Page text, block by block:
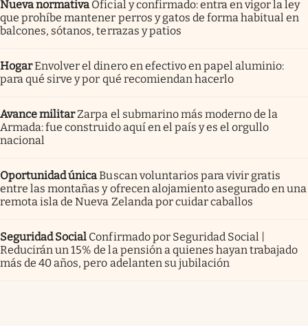
Nueva normativa Oficial y confirmado: entra en vigor la ley
que prohíbe mantener perros y gatos de forma habitual en
balcones, sótanos, terrazas y patios
HogarEnvolver el dinero en efectivo en papel aluminio:
para qué sirve y por qué recomiendan hacerlo
Avance militarZarpa el submarino más moderno de la
Armada: fue construido aquí en el país y es el orgullo
nacional
Oportunidad únicaBuscan voluntarios para vivir gratis
entre las montañas y ofrecen alojamiento asegurado en una
remota isla de Nueva Zelanda por cuidar caballos
Seguridad Social Confirmado por Seguridad Social |
Reducirán un 15% de la pensión a quienes hayan trabajado
más de 40 años, pero adelanten su jubilación